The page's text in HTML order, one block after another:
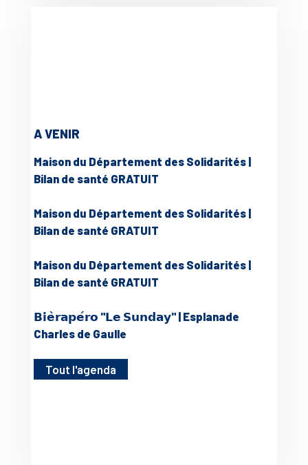
A VENIR
Maison du Département des Solidarités |
Bilan de santé GRATUIT
Maison du Département des Solidarités |
Bilan de santé GRATUIT
Maison du Département des Solidarités |
Bilan de santé GRATUIT
𝗕𝗶𝗲̀𝗿𝗮𝗽𝗲́𝗿𝗼 "𝗟𝗲 𝗦𝘂𝗻𝗱𝗮𝘆" | Esplanade
Charles de Gaulle
Tout l'agenda